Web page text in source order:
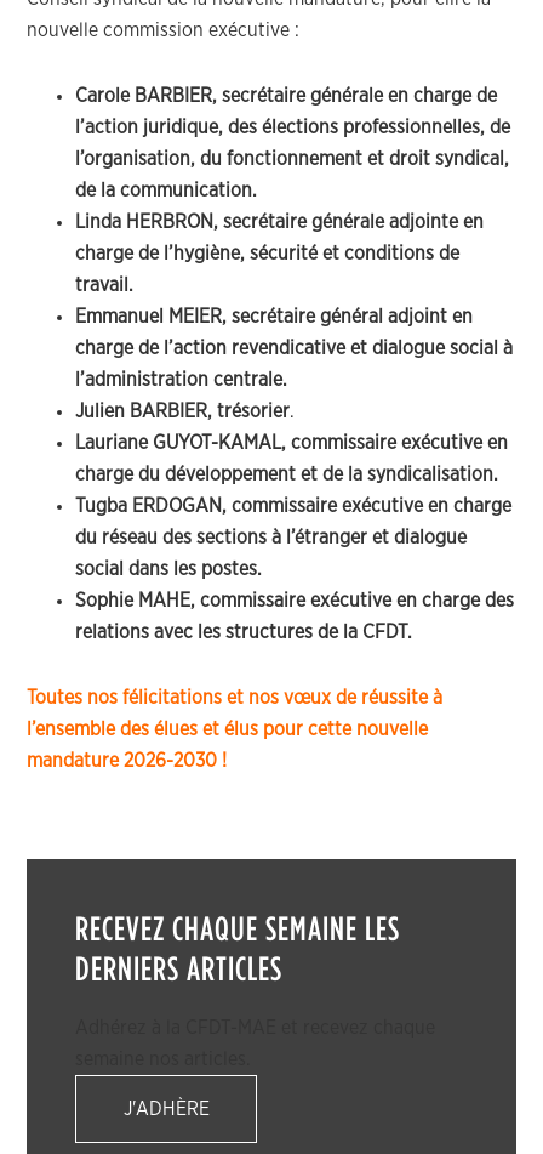
nouvelle commission exécutive :
Carole BARBIER, secrétaire générale en charge de
l’action juridique, des élections professionnelles, de
l’organisation, du fonctionnement et droit syndical,
de la communication.
Linda HERBRON, secrétaire générale adjointe en
charge de l’hygiène, sécurité et conditions de
travail.
Emmanuel MEIER, secrétaire général adjoint en
charge de l’action revendicative et dialogue social à
l’administration centrale.
Julien BARBIER, trésorier.
Lauriane GUYOT-KAMAL, commissaire exécutive en
charge du développement et de la syndicalisation.
Tugba ERDOGAN, commissaire exécutive en charge
du réseau des sections à l’étranger et dialogue
social dans les postes.
Sophie MAHE, commissaire exécutive en charge des
relations avec les structures de la CFDT.
Toutes nos félicitations et nos vœux de réussite à
l’ensemble des élues et élus pour cette nouvelle
mandature 2026-2030 !
RECEVEZ CHAQUE SEMAINE LES
DERNIERS ARTICLES
J'ADHÈRE